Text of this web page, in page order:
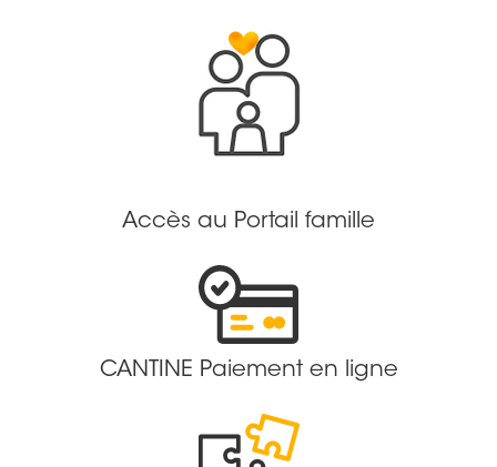
Accès au Portail famille
CANTINE Paiement en ligne